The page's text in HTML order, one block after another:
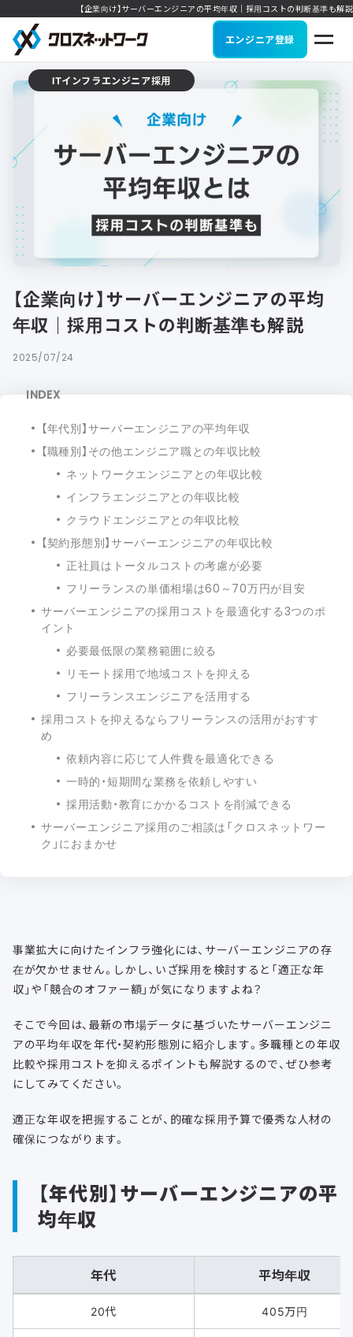
【企業向け】サーバーエンジニアの平均年収｜採用コストの判断基準も解説
エンジニア登録
ITインフラエンジニア採用
【企業向け】サーバーエンジニアの平均
年収｜採用コストの判断基準も解説
2025/07/24
INDEX
【年代別】サーバーエンジニアの平均年収
【職種別】その他エンジニア職との年収比較
ネットワークエンジニアとの年収比較
インフラエンジニアとの年収比較
クラウドエンジニアとの年収比較
【契約形態別】サーバーエンジニアの年収比較
正社員はトータルコストの考慮が必要
フリーランスの単価相場は60～70万円が目安
サーバーエンジニアの採用コストを最適化する3つのポ
イント
必要最低限の業務範囲に絞る
リモート採用で地域コストを抑える
フリーランスエンジニアを活用する
採用コストを抑えるならフリーランスの活用がおすす
め
依頼内容に応じて人件費を最適化できる
一時的・短期間な業務を依頼しやすい
採用活動・教育にかかるコストを削減できる
サーバーエンジニア採用のご相談は「クロスネットワー
ク」におまかせ
事業拡大に向けたインフラ強化には、サーバーエンジニアの存
在が欠かせません。しかし、いざ採用を検討すると「適正な年
収」や「競合のオファー額」が気になりますよね？
そこで今回は、最新の市場データに基づいたサーバーエンジニ
アの平均年収を年代・契約形態別に紹介します。多職種との年収
比較や採用コストを抑えるポイントも解説するので、ぜひ参考
にしてみてください。
適正な年収を把握することが、的確な採用予算で優秀な人材の
確保につながります。
【年代別】サーバーエンジニアの平
均年収
年代 平均年収
20代 405万円